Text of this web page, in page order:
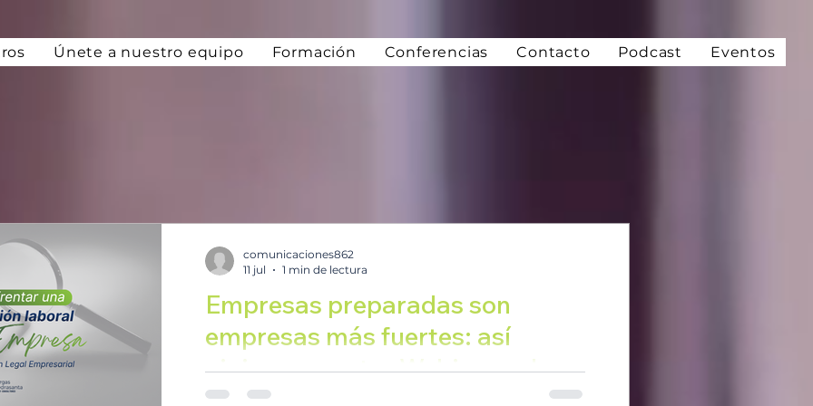
Únete a nuestro equipo Formación Conferencias Contacto Podcast Eventos
Empresas preparadas son
empresas más fuertes: así
vivimos nuestro Webinar sobre
buenas prácticas laborales e
comunicaciones862
11 jul
1 min de lectura